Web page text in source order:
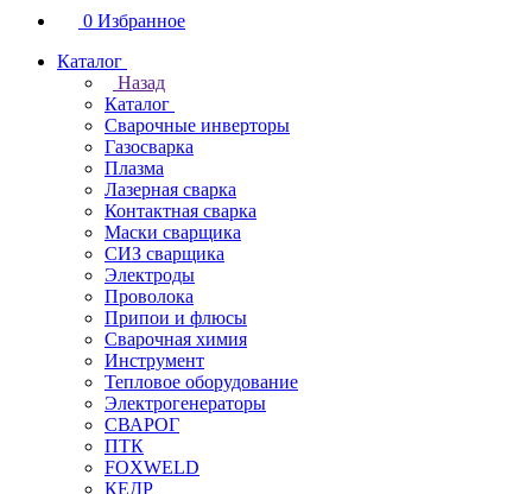
0 Избранное
Каталог
Назад
Каталог
Сварочные инверторы
Газосварка
Плазма
Лазерная сварка
Контактная сварка
Маски сварщика
СИЗ сварщика
Электроды
Проволока
Припои и флюсы
Сварочная химия
Инструмент
Тепловое оборудование
Электрогенераторы
СВАРОГ
ПТК
FOXWELD
КЕДР